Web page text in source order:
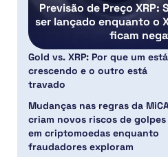
Previsão de Preço XRP:
ser lançado enquanto o
ficam
Gold vs. XRP: Por que um está
crescendo e o outro está
travado
Mudanças nas regras da
criam novos riscos de golpes
em criptomoedas enquanto
fraudadores exploram